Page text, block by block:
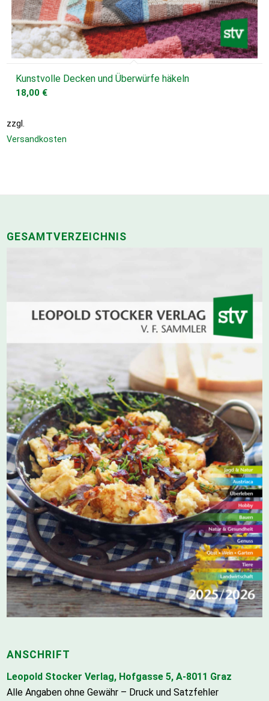
Kunstvolle Decken und Überwürfe häkeln
18,00 €
zzgl.
Versandkosten
GESAMTVERZEICHNIS
ANSCHRIFT
Leopold Stocker Verlag, Hofgasse 5, A-8011 Graz
Alle Angaben ohne Gewähr – Druck und Satzfehler